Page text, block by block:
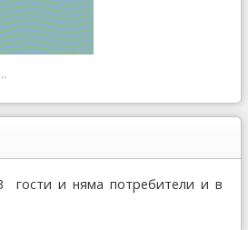
гости и няма потребители и в